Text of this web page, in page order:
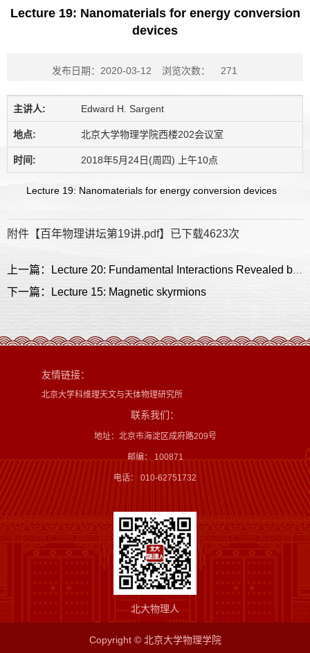
Lecture 19: Nanomaterials for energy conversion
devices
发布日期：2020-03-12 浏览次数： 271
主讲人: Edward H. Sargent
地点: 北京大学物理学院西楼202会议室
时间: 2018年5月24日(周四) 上午10点
Lecture 19: Nanomaterials for energy conversion devices
附件【百年物理讲坛第19讲.pdf】已下载4623次
下一篇：Lecture 15: Magnetic skyrmions
友情链接：
北京大学科维理天文与天体物理研究所
联系我们：
地址：北京市海淀区成府路209号
邮编： 100871
电话： 010-62751732
北大物理人
Copyright © 北京大学物理学院